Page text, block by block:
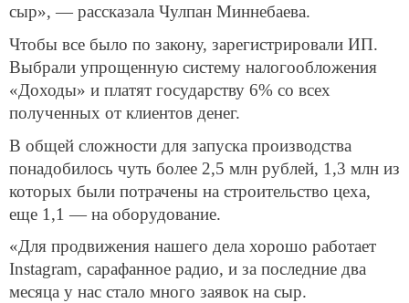
сыр», — рассказала Чулпан Миннебаева.
Чтобы все было по закону, зарегистрировали ИП.
Выбрали упрощенную систему налогообложения
«Доходы» и платят государству 6% со всех
полученных от клиентов денег.
В общей сложности для запуска производства
понадобилось чуть более 2,5 млн рублей, 1,3 млн из
которых были потрачены на строительство цеха,
еще 1,1 — на оборудование.
«Для продвижения нашего дела хорошо работает
Instagram, сарафанное радио, и за последние два
месяца у нас стало много заявок на сыр.